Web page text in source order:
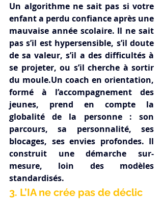
Un algorithme ne sait pas si votre
enfant a perdu confiance après une
mauvaise année scolaire. Il ne sait
pas s’il est hypersensible, s’il doute
de sa valeur, s’il a des difficultés à
se projeter, ou s’il cherche à sortir
du moule.Un coach en orientation,
formé à l’accompagnement des
jeunes, prend en compte la
globalité de la personne : son
parcours, sa personnalité, ses
blocages, ses envies profondes. Il
construit une démarche sur-
mesure, loin des modèles
standardisés.
3. L’IA ne crée pas de déclic